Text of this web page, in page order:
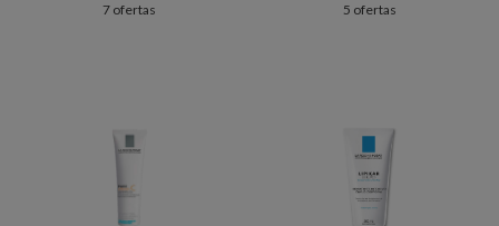
7 ofertas 5 ofertas